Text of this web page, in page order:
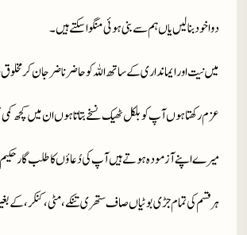
دوا خود بنا لیں یاں ہم سے بنی ہوئی منگوا سکتے ہیں۔
میں نیت اور ایمانداری کے ساتھ اللہ کو حاضر ناضر جان کر
عزم رکھتا ہوں آپ کو بلکل ٹھیک نسخے بتاتا ہوں ان میں کچھ کمی
میرے اپنے آزمودہ ہوتے ہیں آپ کی دُعاؤں کا طلب گار حکیم
ہر قسم کی تمام جڑی بوٹیاں صاف ستھری تنکے، مٹی، کنکر، کے